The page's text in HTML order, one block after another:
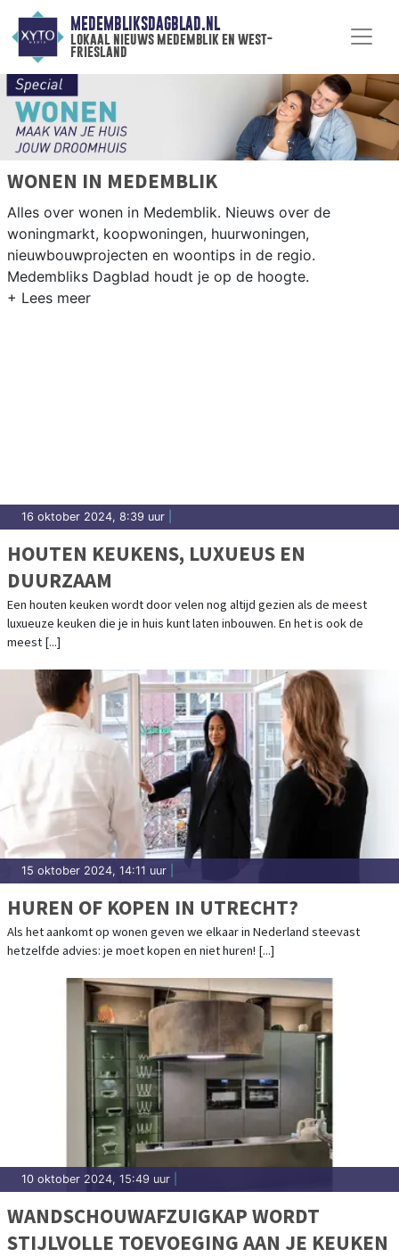
MEDEMBLIKSDAGBLAD.NL
lokaal nieuws medemblik en west-
friesland
WONEN IN MEDEMBLIK
Alles over wonen in Medemblik. Nieuws over de
woningmarkt, koopwoningen, huurwoningen,
nieuwbouwprojecten en woontips in de regio.
Medembliks Dagblad houdt je op de hoogte.
16 oktober 2024, 8:39 uur
HOUTEN KEUKENS, LUXUEUS EN
DUURZAAM
Een houten keuken wordt door velen nog altijd gezien als de meest
luxueuze keuken die je in huis kunt laten inbouwen. En het is ook de
meest [...]
15 oktober 2024, 14:11 uur
HUREN OF KOPEN IN UTRECHT?
Als het aankomt op wonen geven we elkaar in Nederland steevast
hetzelfde advies: je moet kopen en niet huren! [...]
10 oktober 2024, 15:49 uur
WANDSCHOUWAFZUIGKAP WORDT
STIJLVOLLE TOEVOEGING AAN JE KEUKEN